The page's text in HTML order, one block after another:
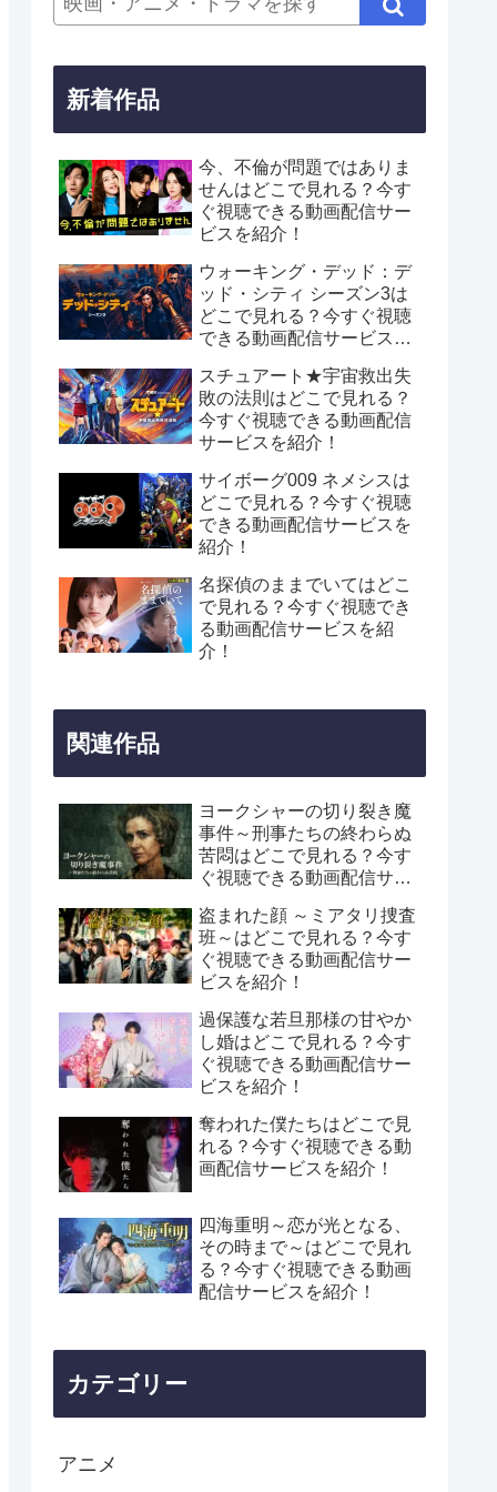
新着作品
今、不倫が問題ではありま
せんはどこで見れる？今す
ぐ視聴できる動画配信サー
ビスを紹介！
ウォーキング・デッド：デ
ッド・シティ シーズン3は
どこで見れる？今すぐ視聴
できる動画配信サービスを
スチュアート★宇宙救出失
敗の法則はどこで見れる？
今すぐ視聴できる動画配信
サービスを紹介！
サイボーグ009 ネメシスは
どこで見れる？今すぐ視聴
できる動画配信サービスを
紹介！
名探偵のままでいてはどこ
で見れる？今すぐ視聴でき
る動画配信サービスを紹
介！
関連作品
ヨークシャーの切り裂き魔
事件～刑事たちの終わらぬ
苦悶はどこで見れる？今す
ぐ視聴できる動画配信サー
盗まれた顔 ～ミアタリ捜査
班～はどこで見れる？今す
ぐ視聴できる動画配信サー
ビスを紹介！
過保護な若旦那様の甘やか
し婚はどこで見れる？今す
ぐ視聴できる動画配信サー
ビスを紹介！
奪われた僕たちはどこで見
れる？今すぐ視聴できる動
画配信サービスを紹介！
四海重明～恋が光となる、
その時まで～はどこで見れ
る？今すぐ視聴できる動画
配信サービスを紹介！
カテゴリー
アニメ